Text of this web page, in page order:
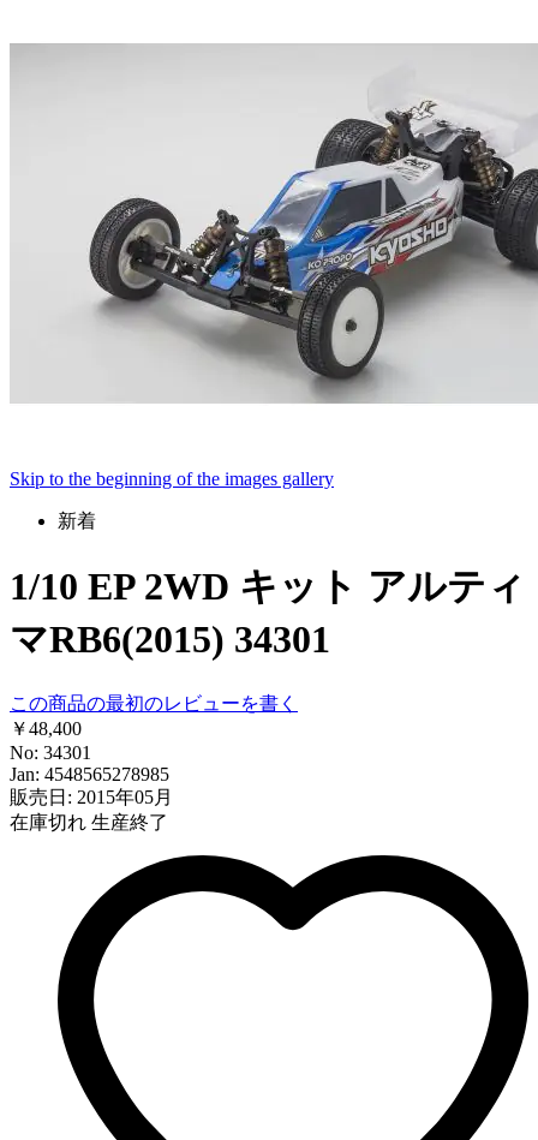
Skip to the beginning of the images gallery
新着
1/10 EP 2WD キット アルティ
マRB6(2015) 34301
この商品の最初のレビューを書く
￥48,400
No: 34301
Jan: 4548565278985
販売日: 2015年05月
在庫切れ 生産終了